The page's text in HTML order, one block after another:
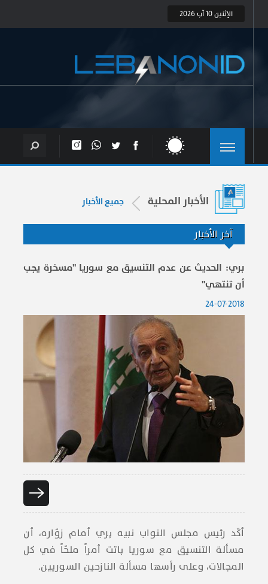
الإثنين 10 آب 2026
الأخبار المحلية جميع الأخبار
آخر الأخبار
بري: الحديث عن عدم التنسيق مع سوريا "مسخرة يجب
أن تنتهي"
24-07-2018
أكّد رئيس ​مجلس النواب​ نبيه بري أمام زوّاره، أن
مسألة التنسيق مع ​سوريا​ باتت أمراً ملحّاً في كل
المجالات، وعلى رأسها مسألة ​النازحين السوريين​.